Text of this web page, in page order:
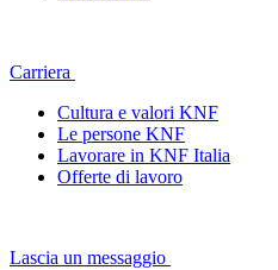
Carriera
Cultura e valori KNF
Le persone KNF
Lavorare in KNF Italia
Offerte di lavoro
Lascia un messaggio